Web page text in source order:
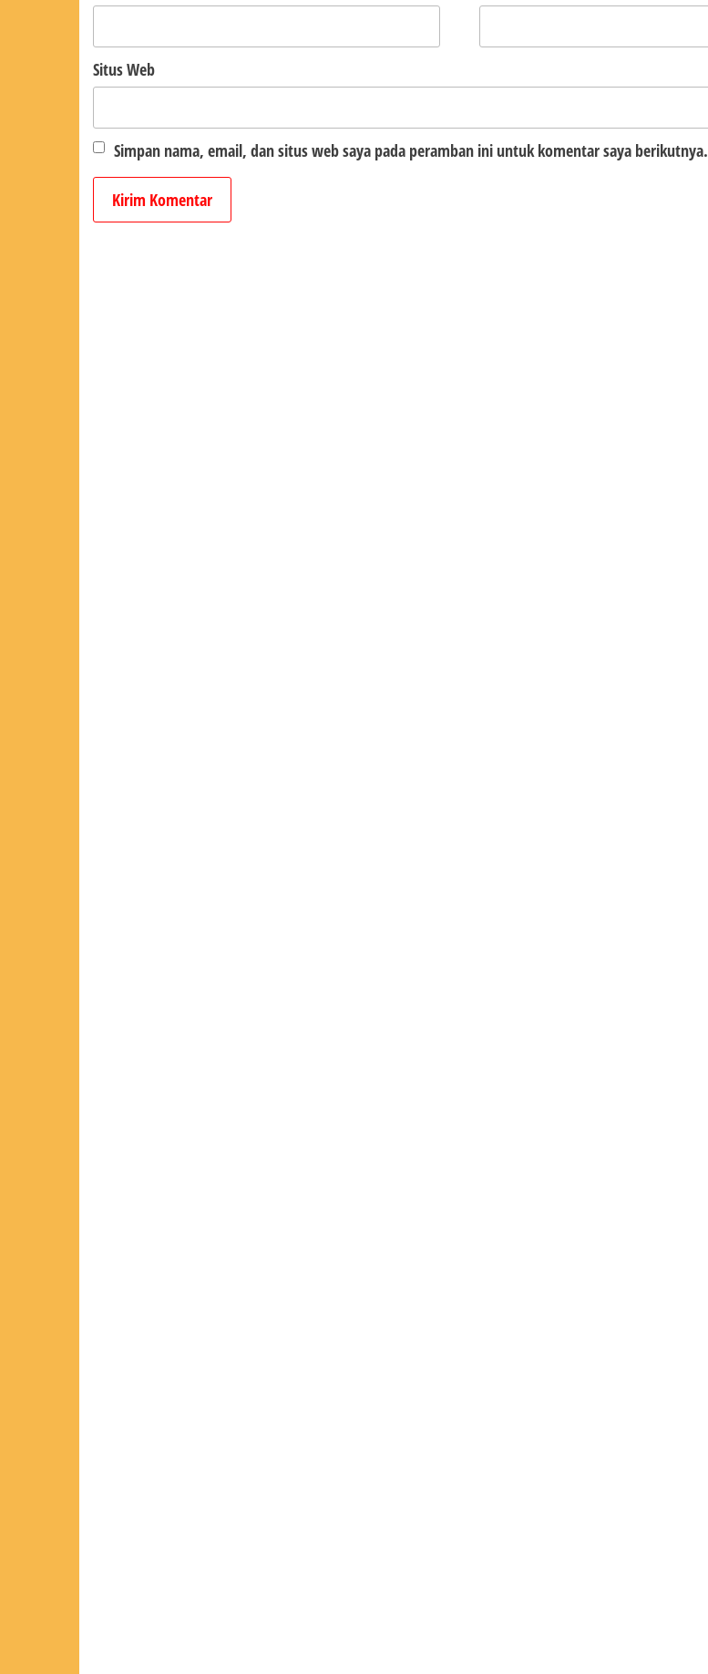
Situs Web
Simpan nama, email, dan situs web saya pada peramban ini untuk komentar saya berikutnya.